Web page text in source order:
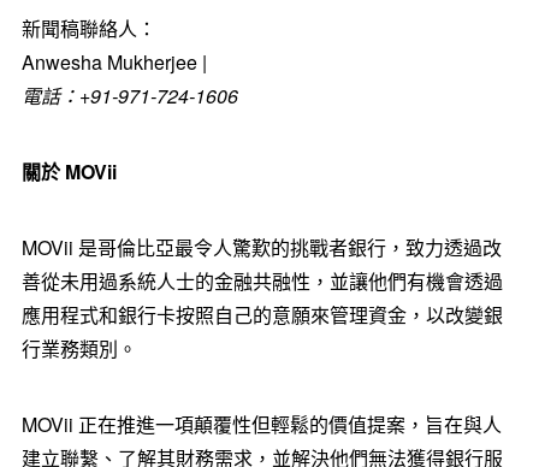
新聞稿聯絡人：
Anwesha Mukherjee |
電話： +91-971-724-1606
關於MOVii
MOVii 是哥倫比亞最令人驚歎的挑戰者銀行，致力透過改
善從未用過系統人士的金融共融性，並讓他們有機會透過
應用程式和銀行卡按照自己的意願來管理資金，以改變銀
行業務類別。
MOVii 正在推進一項顛覆性但輕鬆的價值提案，旨在與人
建立聯繫、了解其財務需求，並解決他們無法獲得銀行服